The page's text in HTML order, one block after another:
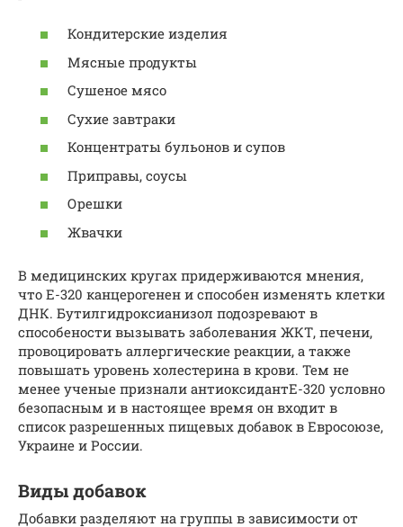
Кондитерские изделия
Мясные продукты
Сушеное мясо
Сухие завтраки
Концентраты бульонов и супов
Приправы, соусы
Орешки
Жвачки
В медицинских кругах придерживаются мнения,
что Е-320 канцерогенен и способен изменять клетки
ДНК. Бутилгидроксианизол подозревают в
способености вызывать заболевания ЖКТ, печени,
провоцировать аллергические реакции, а также
повышать уровень холестерина в крови. Тем не
менее ученые признали антиоксидантЕ-320 условно
безопасным и в настоящее время он входит в
список разрешенных пищевых добавок в Евросоюзе,
Украине и России.
Виды добавок
Добавки разделяют на группы в зависимости от